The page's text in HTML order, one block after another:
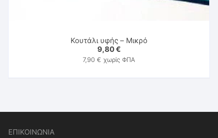
Κουτάλι υφής – Μικρό
9,80€
7,90 € χωρίς ΦΠΑ
ΕΠΙΚΟΙΝΩΝΙΑ